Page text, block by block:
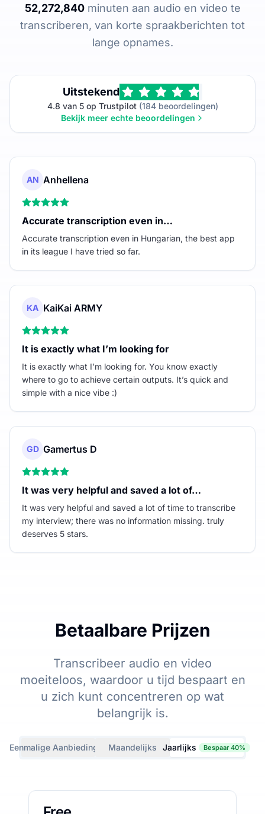
52,272,840minuten aan audio en video te
transcriberen, van korte spraakberichten tot
lange opnames.
Uitstekend
4.8 van 5 op Trustpilot(184 beoordelingen)
Bekijk meer echte beoordelingen
AN Anhellena
Accurate transcription even in…
Accurate transcription even in Hungarian, the best app
in its league I have tried so far.
KA KaiKai ARMY
It is exactly what I’m looking for
It is exactly what I’m looking for. You know exactly
where to go to achieve certain outputs. It’s quick and
simple with a nice vibe :)
GD Gamertus D
It was very helpful and saved a lot of…
It was very helpful and saved a lot of time to transcribe
my interview; there was no information missing. truly
deserves 5 stars.
Betaalbare Prijzen
Transcribeer audio en video
moeiteloos, waardoor u tijd bespaart en
u zich kunt concentreren op wat
belangrijk is.
Eenmalige Aanbiedingen Maandelijks Jaarlijks Bespaar 40%